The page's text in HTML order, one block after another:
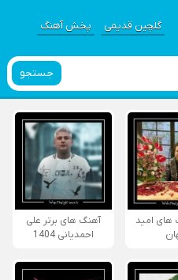
گلچین قدیمی پخش آهنگ
جستجو
های امید
آهنگ های برتر علی
احمدیانی 1404